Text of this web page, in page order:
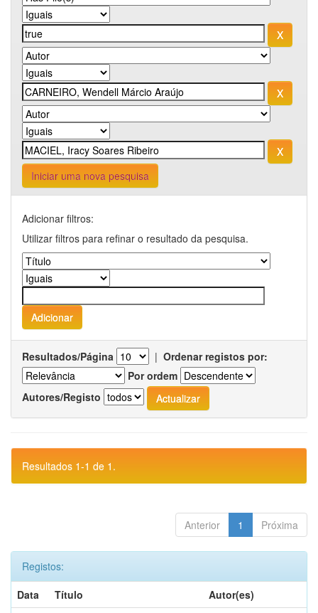
Iniciar uma nova pesquisa
Adicionar filtros:
Utilizar filtros para refinar o resultado da pesquisa.
Resultados/Página | Ordenar registos por:
Por ordem
Autores/Registo
Resultados 1-1 de 1.
Anterior 1 Próxima
Registos:
Data
Título
Autor(es)